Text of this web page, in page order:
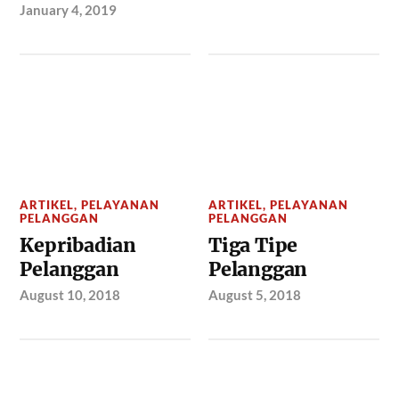
January 4, 2019
ARTIKEL,PELAYANAN
PELANGGAN
Kepribadian
Pelanggan
August 10, 2018
ARTIKEL,PELAYANAN
PELANGGAN
Tiga Tipe
Pelanggan
August 5, 2018